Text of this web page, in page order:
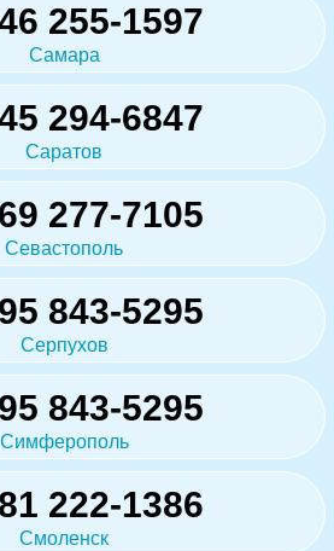
255-1597
Самара
294-6847
Саратов
277-7105
Севастополь
843-5295
Серпухов
843-5295
Симферополь
222-1386
Смоленск